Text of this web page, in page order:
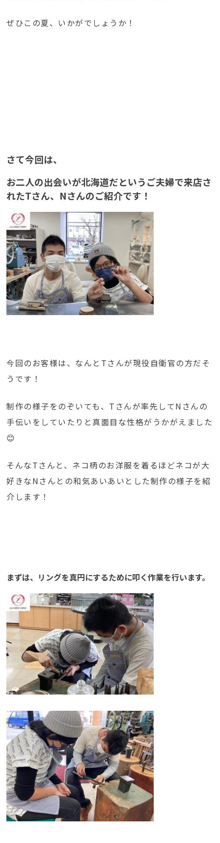
ぜひこの夏、いかがでしょうか！
さて今回は、
お二人の出会いが北海道だというご夫婦で来店さ
れたTさん、Nさんのご紹介です！
今回のお客様は、なんとTさんが現役自衛官の方だそ
うです！
制作の様子をのぞいても、Tさんが率先してNさんの
手伝いをしていたりと真面目な性格がうかがえました
😊
そんなTさんと、ネコ柄のお洋服を着るほどネコが大
好きなNさんとの和気あいあいとした制作の様子を紹
介します！
まずは、リングを真円にするために叩く作業を行います。